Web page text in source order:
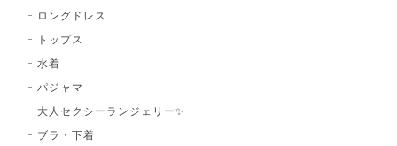
ロングドレス
トップス
水着
パジャマ
大人セクシーランジェリー✨
ブラ・下着